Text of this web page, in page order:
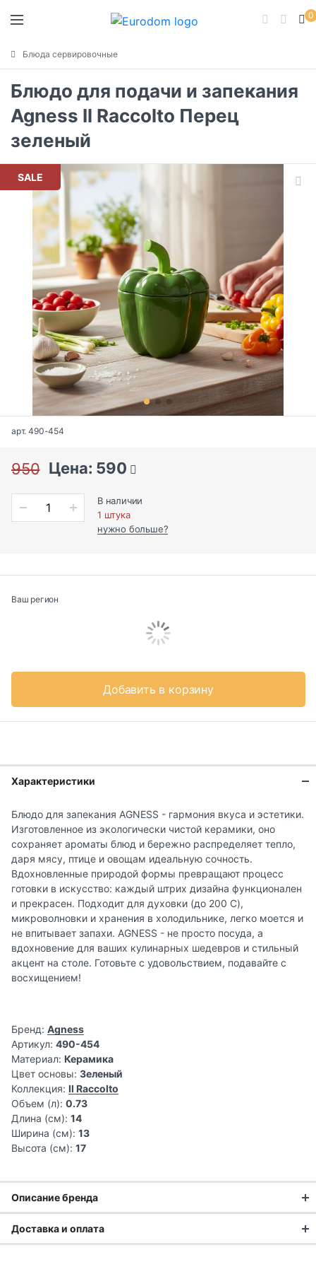
0
Блюда сервировочные
Блюдо для подачи и запекания
Agness Il Raccolto Перец
зеленый
SALE
арт. 490-454
950 Цена: 590
В наличии
1 штука
нужно больше?
Ваш регион
Добавить в корзину
Характеристики
Блюдо для запекания AGNESS - гармония вкуса и эстетики.
Изготовленное из экологически чистой керамики, оно
сохраняет ароматы блюд и бережно распределяет тепло,
даря мясу, птице и овощам идеальную сочность.
Вдохновленные природой формы превращают процесс
готовки в искусство: каждый штрих дизайна функционален
и прекрасен. Подходит для духовки (до 200 C),
микроволновки и хранения в холодильнике, легко моется и
не впитывает запахи. AGNESS - не просто посуда, а
вдохновение для ваших кулинарных шедевров и стильный
акцент на столе. Готовьте с удовольствием, подавайте с
восхищением!
Бренд: Agness
Артикул: 490-454
Материал: Керамика
Цвет основы: Зеленый
Коллекция: Il Raccolto
Объем (л): 0.73
Длина (см): 14
Ширина (см): 13
Высота (см): 17
Описание бренда
Философия
Доставка и оплата